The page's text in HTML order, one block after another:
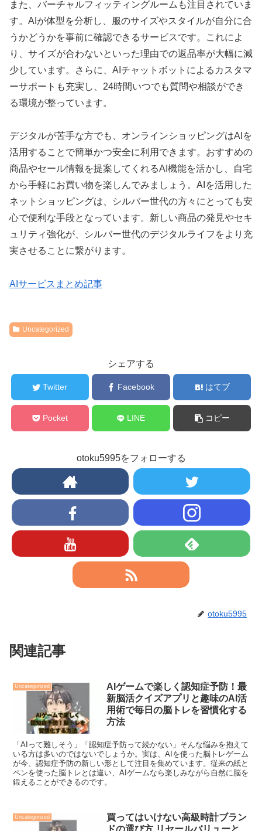
また、バーチャルフィッティングルームも注目されていま
す。AIが体型を分析し、服のサイズやスタイルが自分に合
うかどうかを事前に確認できるサービスです。これによ
り、サイズが合わないといった理由での返品率が大幅に減
少しています。さらに、AIチャットボットによるカスタマ
ーサポートも充実し、24時間いつでも質問や相談ができ
る環境が整っています。
デジタルが苦手な方でも、オンラインショッピングはAIを
活用することで簡単かつ安全に利用できます。おすすめの
商品やセール情報を提案してくれるAI機能を活かし、自宅
から手軽にお買い物を楽しんでみましょう。AIを活用した
ネットショッピングは、シルバー世代の方々にとっても安
心で便利な手段となっています。新しい商品の発見やセキ
ュリティ強化が、シルバー世代のデジタルライフをより充
実させることに繋がります。
AIサービスまとめ記事
Uncategorized
シェアする
Twitter Facebook はてブ
Pocket LINE コピー
otoku5995をフォローする
otoku5995
関連記事
Uncategorized
AIゲームで楽しく認知症予防！最
新脳活クイズアプリと趣味のAI活
用術で毎日の脳トレを習慣化する
方法
「AIって難しそう」「認知症予防って続かない」そんな悩みを抱えて
いる方は多いのではないでしょうか。実は、AIを使った脳トレゲーム
が今、認知症予防の新しい形として注目を集めています。従来の紙と
ペンを使った脳トレとは違い、AIゲームなら楽しみながら自然に脳を
鍛えることができるのです。
Uncategorized
買ってはいけない高級時計ブラン
ドの選び方 リセールバリューと